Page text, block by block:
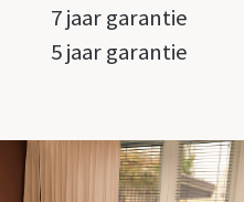
7 jaar garantie
5 jaar garantie